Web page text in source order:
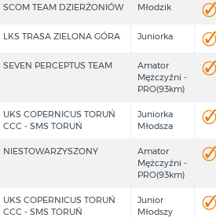
SCOM TEAM DZIERŻONIÓW Młodzik
LKS TRASA ZIELONA GÓRA Juniorka
SEVEN PERCEPTUS TEAM
Amator
Mężczyźni -
PRO(93km)
UKS COPERNICUS TORUŃ
CCC - SMS TORUŃ
Juniorka
Młodsza
NIESTOWARZYSZONY
Amator
Mężczyźni -
PRO(93km)
UKS COPERNICUS TORUŃ
CCC - SMS TORUŃ
Junior
Młodszy